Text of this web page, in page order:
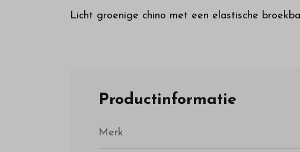
Licht groenige chino met een elastische
Productinformatie
Merk